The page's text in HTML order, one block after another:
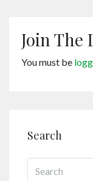
Join The
You must be
Search